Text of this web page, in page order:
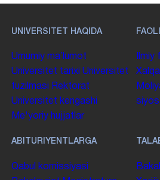
UNIVERSITET HAQIDA
Umumiy maʼlumot
Universitet tarixi Universitet
tuzilmasi
Rektorat
Universitet kengashi
Me'yoriy hujjatlar
Ilmiy
ABITURIYENTLARGA
Qabul komissiyasi